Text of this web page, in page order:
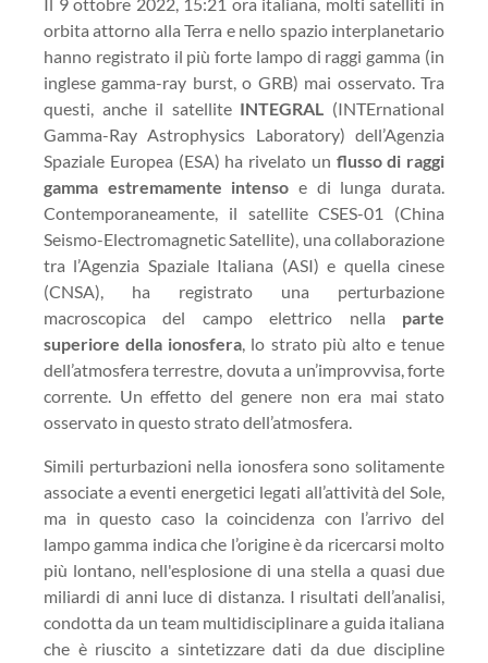
orbita attorno alla Terra e nello spazio interplanetario
hanno registrato il più forte lampo di raggi gamma (in
inglese gamma-ray burst, o GRB) mai osservato. Tra
questi, anche il satellite INTEGRAL (INTErnational
Gamma-Ray Astrophysics Laboratory) dell’Agenzia
Spaziale Europea (ESA) ha rivelato un flusso di raggi
gamma estremamente intenso e di lunga durata.
Contemporaneamente, il satellite CSES-01 (China
Seismo-Electromagnetic Satellite), una collaborazione
tra l’Agenzia Spaziale Italiana (ASI) e quella cinese
(CNSA), ha registrato una perturbazione
macroscopica del campo elettrico nella parte
superiore della ionosfera, lo strato più alto e tenue
dell’atmosfera terrestre, dovuta a un’improvvisa, forte
corrente. Un effetto del genere non era mai stato
osservato in questo strato dell’atmosfera.
Simili perturbazioni nella ionosfera sono solitamente
associate a eventi energetici legati all’attività del Sole,
ma in questo caso la coincidenza con l’arrivo del
lampo gamma indica che l’origine è da ricercarsi molto
più lontano, nell'esplosione di una stella a quasi due
miliardi di anni luce di distanza. I risultati dell’analisi,
condotta da un team multidisciplinare a guida italiana
che è riuscito a sintetizzare dati da due discipline